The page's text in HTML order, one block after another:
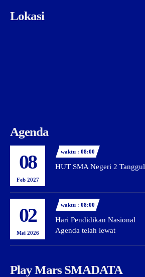
Lokasi
Agenda
08
Feb 2027
waktu : 08:00
HUT SMA Negeri 2 Tanggul
02
Mei 2026
waktu : 08:00
Hari Pendidikan Nasional
Agenda telah lewat
Play Mars SMADATA